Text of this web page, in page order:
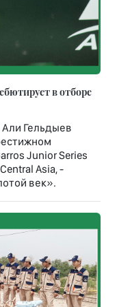
в отборе
Али Гельдыев
Junior Series
Asia, -
век».